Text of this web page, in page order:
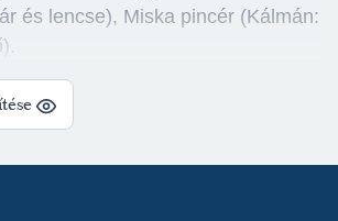
és lencse), Miska pincér (Kálmán: